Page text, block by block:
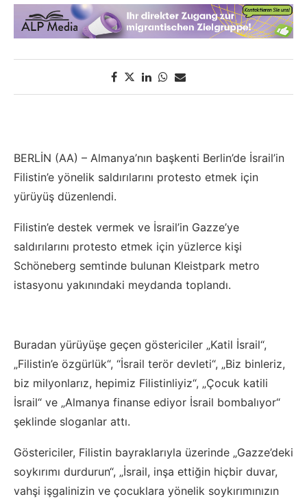
BERLİN (AA) – Almanya’nın başkenti Berlin’de İsrail’in
Filistin’e yönelik saldırılarını protesto etmek için
yürüyüş düzenlendi.
Filistin’e destek vermek ve İsrail’in Gazze’ye
saldırılarını protesto etmek için yüzlerce kişi
Schöneberg semtinde bulunan Kleistpark metro
istasyonu yakınındaki meydanda toplandı.
Buradan yürüyüşe geçen göstericiler „Katil İsrail“,
„Filistin’e özgürlük“, “İsrail terör devleti“, „Biz binleriz,
biz milyonlarız, hepimiz Filistinliyiz“, „Çocuk katili
İsrail“ ve „Almanya finanse ediyor İsrail bombalıyor“
şeklinde sloganlar attı.
Göstericiler, Filistin bayraklarıyla üzerinde „Gazze’deki
soykırımı durdurun“, „İsrail, inşa ettiğin hiçbir duvar,
vahşi işgalinizin ve çocuklara yönelik soykırımınızın